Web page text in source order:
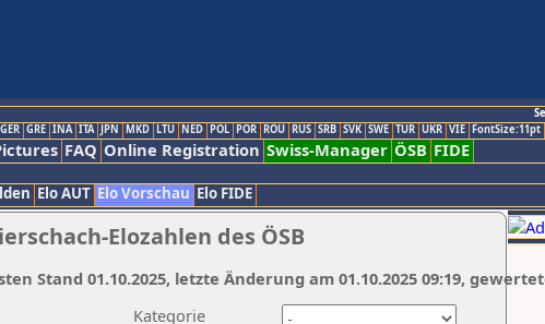
GER GRE INA ITA JPN MKD LTU NED POL POR ROU RUS SRB SVK SWE TUR UKR VIE FontSize:11pt
FAQ Online Registration Swiss-Manager ÖSB FIDE
Elo AUT Elo Vorschau Elo FIDE
Elozahlen des ÖSB
Kategorie
Stand 01.10.2025, letzte Änderung am 01.10.2025 09:19,